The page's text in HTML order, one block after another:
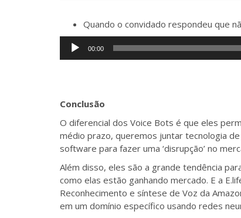
Quando o convidado respondeu que
Tocador
00:00
Conclusão
O diferencial dos Voice Bots é que eles
médio prazo, queremos juntar tecnologia
software para fazer uma ‘disrupção’ no
Além disso, eles são a grande tendência
como elas estão ganhando mercado. E a
Reconhecimento e síntese de Voz da
em um domínio específico usando redes